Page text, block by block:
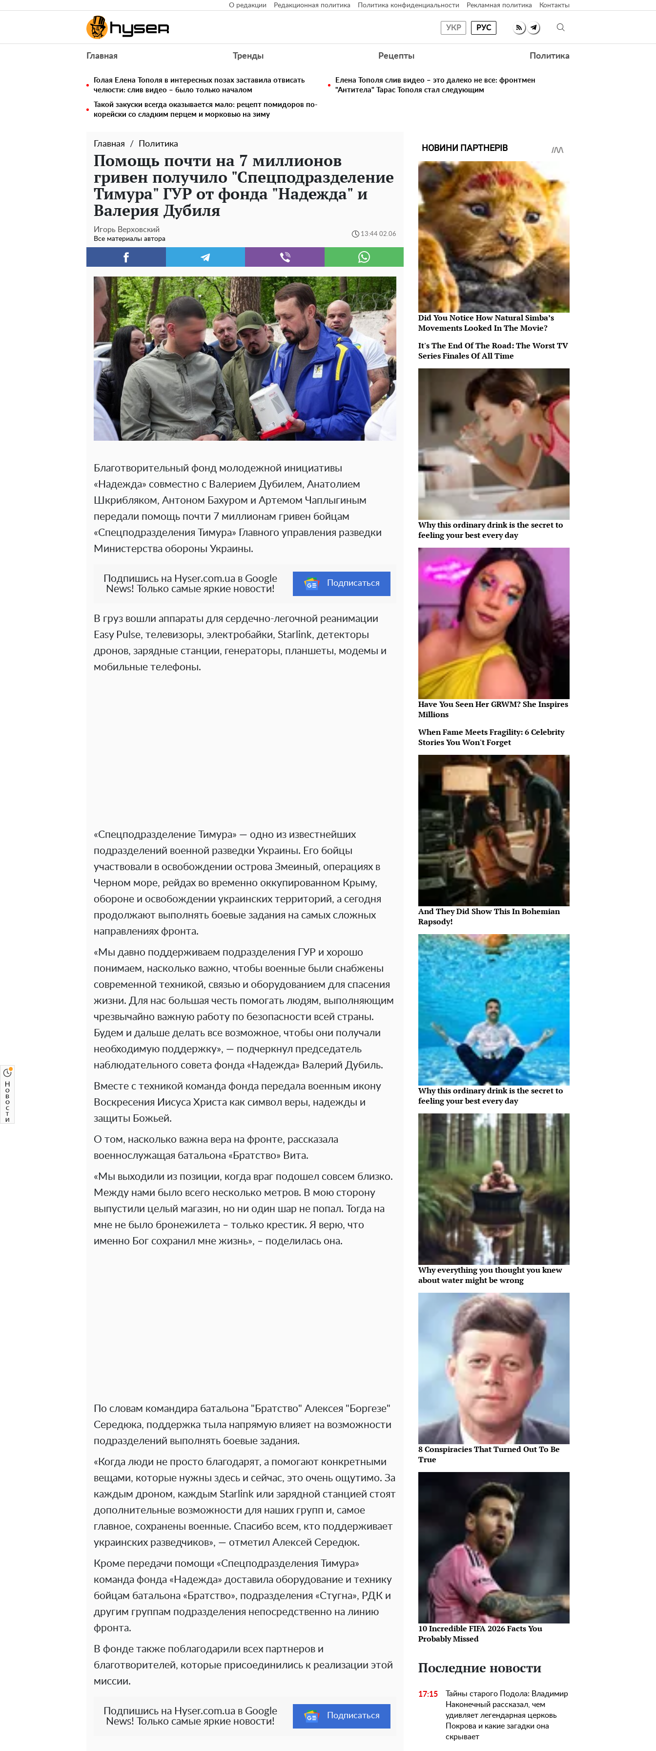
О редакции Редакционная политика Политика конфиденциальности Рекламная политика Контакты
УКР РУС
Главная Тренды Рецепты Политика
Голая Елена Тополя в интересных позах заставила отвисать
челюсти: слив видео – было только началом
Елена Тополя слив видео – это далеко не все: фронтмен
"Антитела" Тарас Тополя стал следующим
Такой закуски всегда оказывается мало: рецепт помидоров по-
корейски со сладким перцем и морковью на зиму
Главная Политика
Помощь почти на 7 миллионов
гривен получило "Спецподразделение
Тимура" ГУР от фонда "Надежда" и
Валерия Дубиля
Игорь Верховский
Все материалы автора
13:44 02.06
Благотворительный фонд молодежной инициативы
«Надежда» совместно с Валерием Дубилем, Анатолием
Шкрибляком, Антоном Бахуром и Артемом Чаплыгиным
передали помощь почти 7 миллионам гривен бойцам
«Спецподразделения Тимура» Главного управления разведки
Министерства обороны Украины.
Подпишись на Hyser.com.ua в Google
News! Только самые яркие новости!
Подписаться
В груз вошли аппараты для сердечно-легочной реанимации
Easy Pulse, телевизоры, электробайки, Starlink, детекторы
дронов, зарядные станции, генераторы, планшеты, модемы и
мобильные телефоны.
«Спецподразделение Тимура» — одно из известнейших
подразделений военной разведки Украины. Его бойцы
участвовали в освобождении острова Змеиный, операциях в
Черном море, рейдах во временно оккупированном Крыму,
обороне и освобождении украинских территорий, а сегодня
продолжают выполнять боевые задания на самых сложных
направлениях фронта.
«Мы давно поддерживаем подразделения ГУР и хорошо
понимаем, насколько важно, чтобы военные были снабжены
современной техникой, связью и оборудованием для спасения
жизни. Для нас большая честь помогать людям, выполняющим
чрезвычайно важную работу по безопасности всей страны.
Будем и дальше делать все возможное, чтобы они получали
необходимую поддержку», — подчеркнул председатель
наблюдательного совета фонда «Надежда» Валерий Дубиль.
Вместе с техникой команда фонда передала военным икону
Воскресения Иисуса Христа как символ веры, надежды и
защиты Божьей.
О том, насколько важна вера на фронте, рассказала
военнослужащая батальона «Братство» Вита.
«Мы выходили из позиции, когда враг подошел совсем близко.
Между нами было всего несколько метров. В мою сторону
выпустили целый магазин, но ни один шар не попал. Тогда на
мне не было бронежилета – только крестик. Я верю, что
именно Бог сохранил мне жизнь», – поделилась она.
По словам командира батальона "Братство" Алексея "Боргезе"
Середюка, поддержка тыла напрямую влияет на возможности
подразделений выполнять боевые задания.
«Когда люди не просто благодарят, а помогают конкретными
вещами, которые нужны здесь и сейчас, это очень ощутимо. За
каждым дроном, каждым Starlink или зарядной станцией стоят
дополнительные возможности для наших групп и, самое
главное, сохранены военные. Спасибо всем, кто поддерживает
украинских разведчиков», — отметил Алексей Середюк.
Кроме передачи помощи «Спецподразделения Тимура»
команда фонда «Надежда» доставила оборудование и технику
бойцам батальона «Братство», подразделения «Стугна», РДК и
другим группам подразделения непосредственно на линию
фронта.
В фонде также поблагодарили всех партнеров и
благотворителей, которые присоединились к реализации этой
миссии.
Подпишись на Hyser.com.ua в Google
News! Только самые яркие новости!
Подписаться
НОВИНИ ПАРТНЕРІВ
Did You Notice How Natural Simba’s
Movements Looked In The Movie?
It's The End Of The Road: The Worst TV
Series Finales Of All Time
Why this ordinary drink is the secret to
feeling your best every day
Have You Seen Her GRWM? She Inspires
Millions
When Fame Meets Fragility: 6 Celebrity
Stories You Won't Forget
And They Did Show This In Bohemian
Rapsody!
Why this ordinary drink is the secret to
feeling your best every day
Why everything you thought you knew
about water might be wrong
8 Conspiracies That Turned Out To Be
True
10 Incredible FIFA 2026 Facts You
Probably Missed
Последние новости
17:15
Тайны старого Подола: Владимир
Наконечный рассказал, чем
удивляет легендарная церковь
Покрова и какие загадки она
скрывает